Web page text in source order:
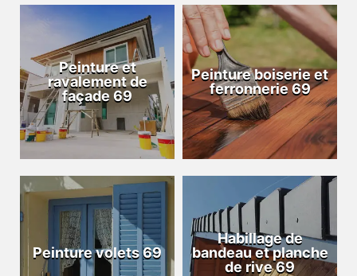
Peinture et
ravalement de
façade 69
Peinture boiserie et
ferronnerie 69
Peinture volets 69
Habillage de
bandeau et planche
de rive 69